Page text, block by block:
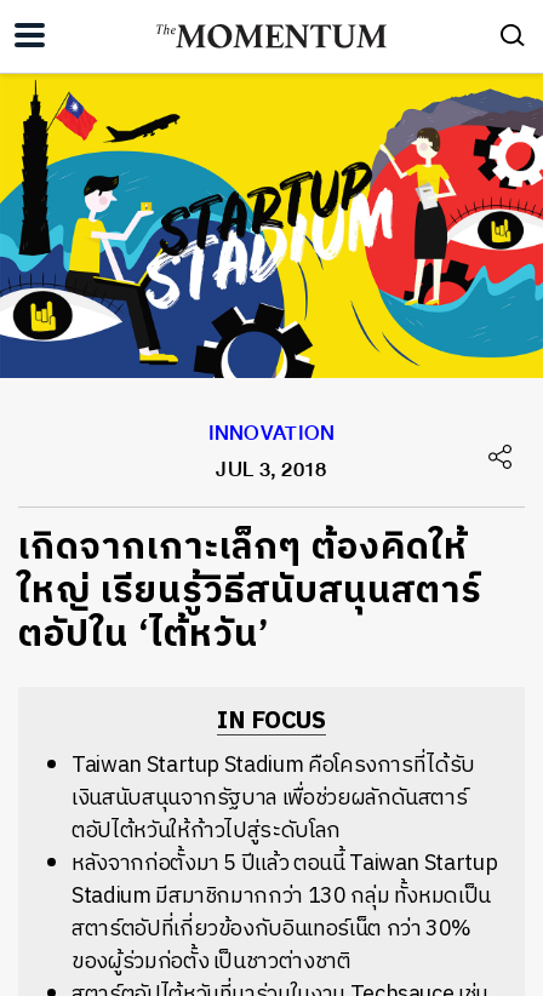
INNOVATION
JUL 3, 2018
เกิดจากเกาะเล็กๆ ต้องคิดให้
ใหญ่ เรียนรู้วิธีสนับสนุนสตาร์
ตอัปใน ‘ไต้หวัน’
IN FOCUS
Taiwan Startup Stadium คือโครงการที่ได้รับ
เงินสนับสนุนจากรัฐบาล เพื่อช่วยผลักดันสตาร์
ตอัปไต้หวันให้ก้าวไปสู่ระดับโลก
หลังจากก่อตั้งมา 5 ปีแล้ว ตอนนี้ Taiwan Startup
Stadium มีสมาชิกมากกว่า 130 กลุ่ม ทั้งหมดเป็น
สตาร์ตอัปที่เกี่ยวข้องกับอินเทอร์เน็ต กว่า 30%
ของผู้ร่วมก่อตั้ง เป็นชาวต่างชาติ